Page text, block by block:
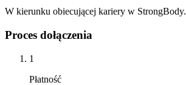
W kierunku obiecującej kariery w StrongBody.
Proces dołączenia
1
Płatność